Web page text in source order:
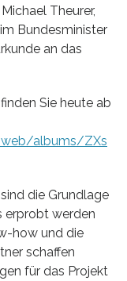
Theurer,
Bundesminister
an das
Sie heute ab
albums/ZXs
die Grundlage
erprobt werden
how und die
schaffen
für das Projekt